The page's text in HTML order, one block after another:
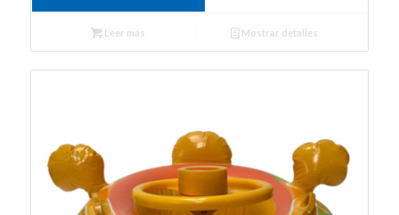
Leer más Mostrar detalles